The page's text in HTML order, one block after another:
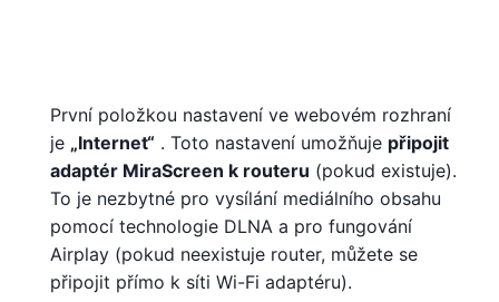
První položkou nastavení ve webovém rozhraní
je „Internet“ . Toto nastavení umožňuje připojit
adaptér MiraScreen k routeru (pokud existuje).
To je nezbytné pro vysílání mediálního obsahu
pomocí technologie DLNA a pro fungování
Airplay (pokud neexistuje router, můžete se
připojit přímo k síti Wi-Fi adaptéru).